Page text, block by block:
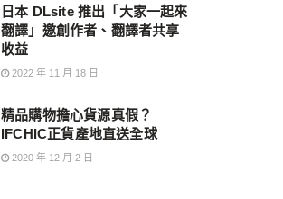
日本 DLsite 推出「大家一起來
翻譯」邀創作者、翻譯者共享
收益
2022 年 11 月 18 日
精品購物擔心貨源真假？
IFCHIC正貨產地直送全球
2020 年 12 月 2 日